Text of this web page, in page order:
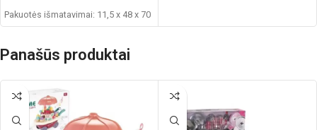
Pakuotės išmatavimai: 11,5 x 48 x 70
cm
Virtuvėlės išmatavimai: 33 x 34,5 x
Rekomenduojamas amžius: nuo 3
metų
Panašūs produktai